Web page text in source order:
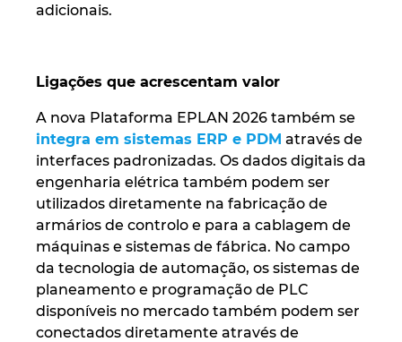
adicionais.
Ligações que acrescentam valor
A nova Plataforma EPLAN 2026 também se
integra em sistemas ERP e PDM através de
interfaces padronizadas. Os dados digitais da
engenharia elétrica também podem ser
utilizados diretamente na fabricação de
armários de controlo e para a cablagem de
máquinas e sistemas de fábrica. No campo
da tecnologia de automação, os sistemas de
planeamento e programação de PLC
disponíveis no mercado também podem ser
conectados diretamente através de